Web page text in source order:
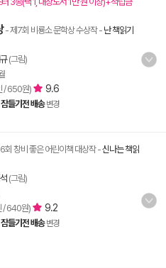
- 제7회 비룡소 문학상 수상작- 난 책읽기
(그림)
/ 650원) 9.6
잠들기전 배송 변경
회 창비 좋은 어린이책 대상작-신나는 책읽
(그림)
/ 640원) 9.2
잠들기전 배송 변경